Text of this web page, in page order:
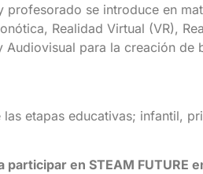
profesorado se introduce en
Realidad Virtual (VR),
para la creación
etapas educativas; infantil,
en STEAM FUTURE